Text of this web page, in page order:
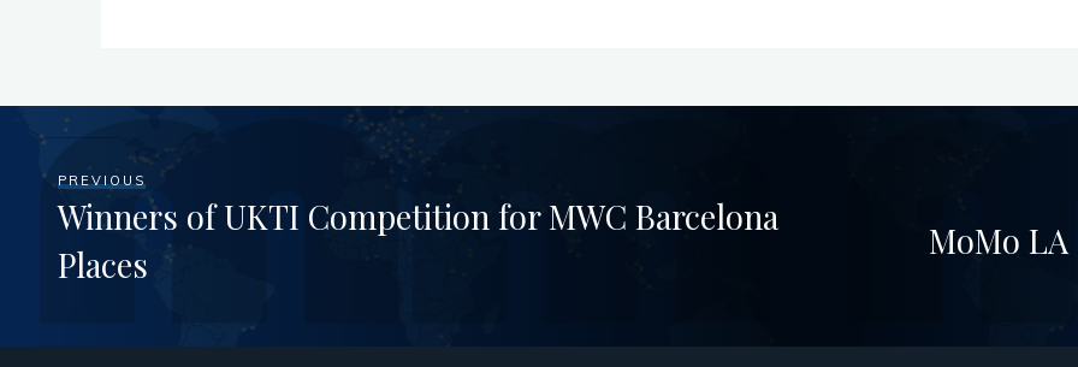
PREVIOUS
Winners of UKTI Competition for MWC Barcelona
Places
MoMo